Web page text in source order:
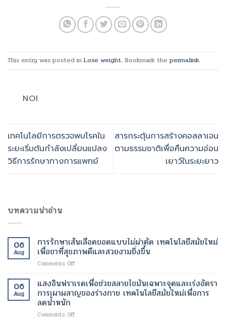
This entry was posted in Lose weight. Bookmark the permalink.
NOI
เทคโนโลยีการตรวจพบโรคใน
ระยะเริ่มต้นกำลังเปลี่ยนแปลง
วิธีการรักษาทางการแพทย์
สารกระตุ้นการสร้างคอลลาเจน
ตามธรรมชาติเพื่อคืนความอ่อน
เยาว์ในระยะยาว
บทความน่าอ่าน
06
Aug
การรักษาเส้นเลือดขอดแบบไม่ผ่าตัด เทคโนโลยีสมัยใหม่
เพื่อขาที่สุขภาพดีและสวยงามยิ่งขึ้น
Comments Offon
รักษา
เส้นเลือด
ขอด
ไม่
06
Aug
แสงอินฟราเรดเพื่อช่วยสลายไขมันเฉพาะจุดและเร่งอัตรา
การเผาผลาญของร่างกาย เทคโนโลยีสมัยใหม่เพื่อการ
ลดน้ำหนัก
Comments Offon